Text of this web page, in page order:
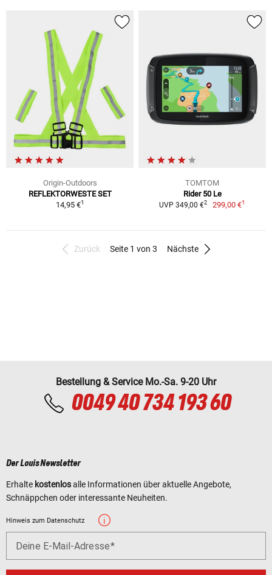
Origin-Outdoors
REFLEKTORWESTE SET
14,95 €1
TOMTOM
Rider 50 Le
UVP 349,00 €2 299,00 €1
Zurück Seite 1 von 3 Nächste
Bestellung & Service Mo.-Sa. 9-20 Uhr
0049 40 734 193 60
Der Louis Newsletter
Erhalte kostenlosalle Informationen über aktuelle Angebote,
Schnäppchen oder interessante Neuheiten.
Hinweis zum Datenschutz
Deine E-Mail-Adresse